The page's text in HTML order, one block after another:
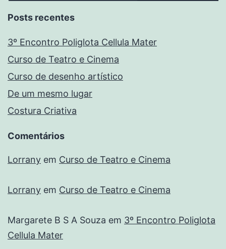
Posts recentes
3º Encontro Poliglota Cellula Mater
Curso de Teatro e Cinema
Curso de desenho artístico
De um mesmo lugar
Costura Criativa
Comentários
Lorrany em Curso de Teatro e Cinema
Lorrany em Curso de Teatro e Cinema
Margarete B S A Souza em 3º Encontro Poliglota
Cellula Mater